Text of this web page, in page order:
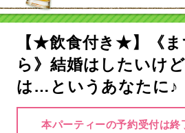
【★飲食付き★】《
ら》結婚はしたいけ
は…というあなたに♪
本パーティーの予約受付は終